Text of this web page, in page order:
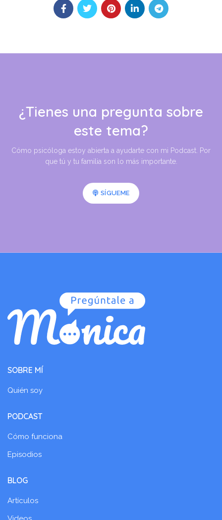
¿Tienes una pregunta sobre
este tema?
Cómo psicóloga estoy abierta a ayudarte con mi Podcast. Por
que tú y tu familia son lo más importante.
SÍGUEME
SOBRE MÍ
Quién soy
PODCAST
Cómo funciona
Episodios
BLOG
Artículos